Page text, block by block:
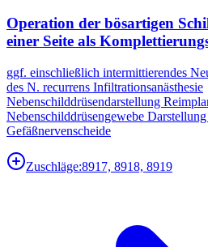
Operation der bösartigen
einer Seite als
ggf. einschließlich intermittierendes
des N. recurrens Infiltrationsanästhesie
Nebenschilddrüsendarstellung
Nebenschilddrüsengewebe
Gefäßnervenscheide
Zuschläge:8917, 8918, 8919